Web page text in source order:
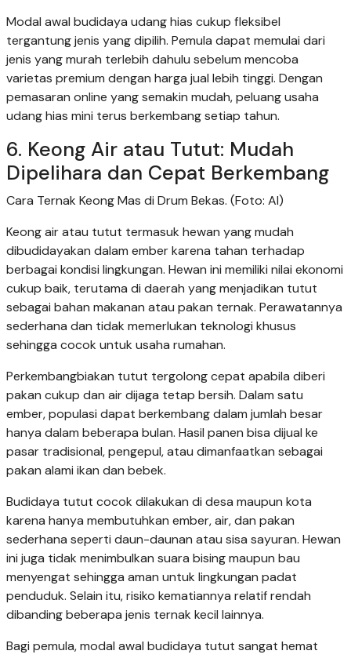
Modal awal budidaya udang hias cukup fleksibel
tergantung jenis yang dipilih. Pemula dapat memulai dari
jenis yang murah terlebih dahulu sebelum mencoba
varietas premium dengan harga jual lebih tinggi. Dengan
pemasaran online yang semakin mudah, peluang usaha
udang hias mini terus berkembang setiap tahun.
6. Keong Air atau Tutut: Mudah
Dipelihara dan Cepat Berkembang
Cara Ternak Keong Mas di Drum Bekas. (Foto: AI)
Keong air atau tutut termasuk hewan yang mudah
dibudidayakan dalam ember karena tahan terhadap
berbagai kondisi lingkungan. Hewan ini memiliki nilai ekonomi
cukup baik, terutama di daerah yang menjadikan tutut
sebagai bahan makanan atau pakan ternak. Perawatannya
sederhana dan tidak memerlukan teknologi khusus
sehingga cocok untuk usaha rumahan.
Perkembangbiakan tutut tergolong cepat apabila diberi
pakan cukup dan air dijaga tetap bersih. Dalam satu
ember, populasi dapat berkembang dalam jumlah besar
hanya dalam beberapa bulan. Hasil panen bisa dijual ke
pasar tradisional, pengepul, atau dimanfaatkan sebagai
pakan alami ikan dan bebek.
Budidaya tutut cocok dilakukan di desa maupun kota
karena hanya membutuhkan ember, air, dan pakan
sederhana seperti daun-daunan atau sisa sayuran. Hewan
ini juga tidak menimbulkan suara bising maupun bau
menyengat sehingga aman untuk lingkungan padat
penduduk. Selain itu, risiko kematiannya relatif rendah
dibanding beberapa jenis ternak kecil lainnya.
Bagi pemula, modal awal budidaya tutut sangat hemat